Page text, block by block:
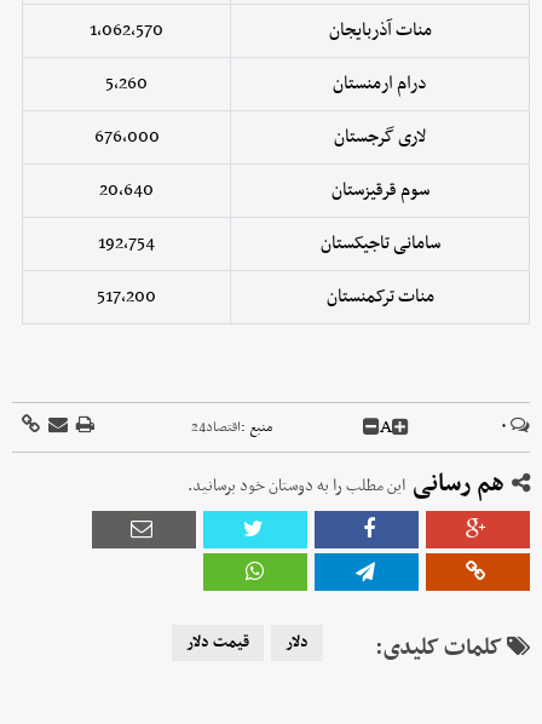
منات آذربایجان
1,062,570
درام ارمنستان
5,260
لاری گرجستان
676,000
سوم قرقیزستان
20,640
سامانی تاجیکستان
192,754
منات ترکمنستان
517,200
۰ A منبع :اقتصاد24
هم رسانی این مطلب را به دوستان خود برسانید.
کلمات کلیدی: دلار قیمت دلار